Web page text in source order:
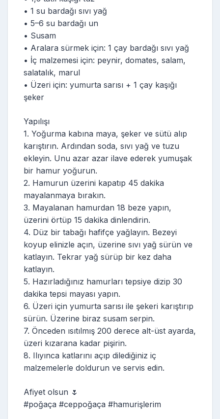
• 1 su bardağı sıvı yağ
• 5–6 su bardağı un
• Susam
• Aralara sürmek için: 1 çay bardağı sıvı yağ
• İç malzemesi için: peynir, domates, salam,
salatalık, marul
• Üzeri için: yumurta sarısı + 1 çay kaşığı
şeker
Yapılışı
1. Yoğurma kabına maya, şeker ve sütü alıp
karıştırın. Ardından soda, sıvı yağ ve tuzu
ekleyin. Unu azar azar ilave ederek yumuşak
bir hamur yoğurun.
2. Hamurun üzerini kapatıp 45 dakika
mayalanmaya bırakın.
3. Mayalanan hamurdan 18 beze yapın,
üzerini örtüp 15 dakika dinlendirin.
4. Düz bir tabağı hafifçe yağlayın. Bezeyi
koyup elinizle açın, üzerine sıvı yağ sürün ve
katlayın. Tekrar yağ sürüp bir kez daha
katlayın.
5. Hazırladığınız hamurları tepsiye dizip 30
dakika tepsi mayası yapın.
6. Üzeri için yumurta sarısı ile şekeri karıştırıp
sürün. Üzerine biraz susam serpin.
7. Önceden ısıtılmış 200 derece alt-üst ayarda,
üzeri kızarana kadar pişirin.
8. Ilıyınca katlarını açıp dilediğiniz iç
malzemelerle doldurun ve servis edin.
Afiyet olsun 🌷
#poğaça #ceppoğaça #hamurişlerim